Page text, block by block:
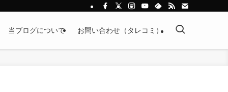
当ブログについて お問い合わせ（タレコミ）